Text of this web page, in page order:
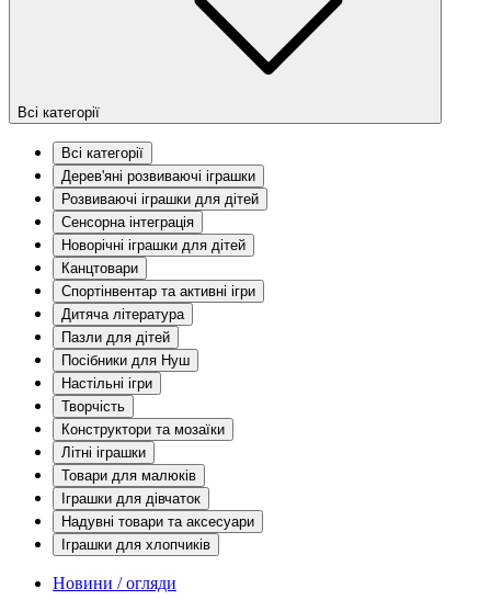
Всі категорії
Всі категорії
Дерев'яні розвиваючі іграшки
Розвиваючі іграшки для дітей
Сенсорна інтеграція
Новорічні іграшки для дітей
Канцтовари
Спортінвентар та активні ігри
Дитяча література
Пазли для дітей
Посібники для Нуш
Настільні ігри
Творчість
Конструктори та мозаїки
Літні іграшки
Товари для малюків
Іграшки для дівчаток
Надувні товари та аксесуари
Іграшки для хлопчиків
Новини / огляди